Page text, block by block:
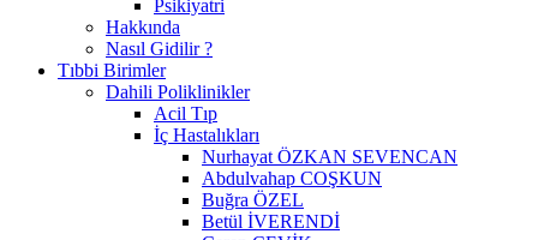
Psikiyatri
Hakkında
Nasıl Gidilir ?
Tıbbi Birimler
Dahili Poliklinikler
Acil Tıp
İç Hastalıkları
Nurhayat ÖZKAN SEVENCAN
Abdulvahap COŞKUN
Buğra ÖZEL
Betül İVERENDİ